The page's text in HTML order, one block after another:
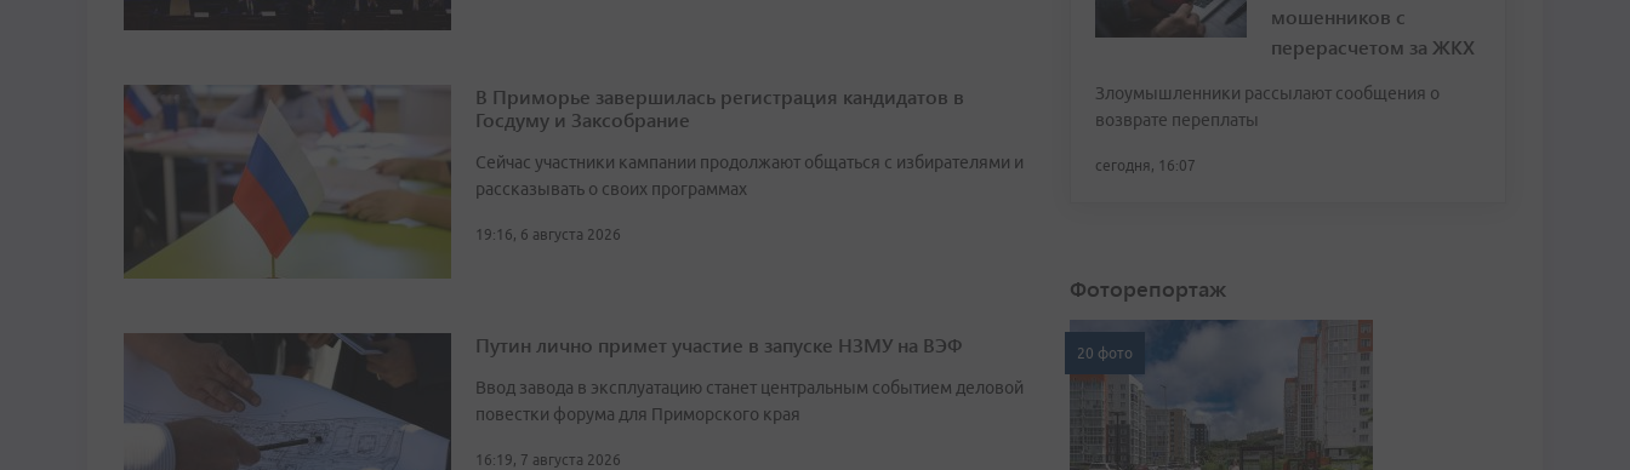
В Приморье завершилась регистрация кандидатов в
Госдуму и Заксобрание
Сейчас участники кампании продолжают общаться с избирателями и
рассказывать о своих программах
19:16, 6 августа 2026
Путин лично примет участие в запуске НЗМУ на ВЭФ
Ввод завода в эксплуатацию станет центральным событием деловой
повестки форума для Приморского края
16:19, 7 августа 2026
мошенников с
перерасчетом за ЖКХ
Злоумышленники рассылают сообщения о
возврате переплаты
сегодня, 16:07
Фоторепортаж
20 фото